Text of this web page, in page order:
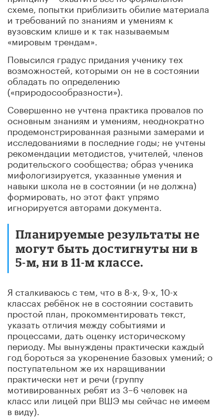
схеме, попытки приблизить обилие материала
и требований по знаниям и умениям к
вузовским клише и к так называемым
«мировым трендам».
Повысился градус придания ученику тех
возможностей, которыми он не в состоянии
обладать по определению
(«природосообразности»).
Совершенно не учтена практика провалов по
основным знаниям и умениям, неоднократно
продемонстрированная разными замерами и
исследованиями в последние годы; не учтены
рекомендации методистов, учителей, членов
родительского сообщества; образ ученика
мифологизируется, указанные умения и
навыки школа не в состоянии (и не должна)
формировать, но этот факт упрямо
игнорируется авторами документа.
Планируемые результаты не
могут быть достигнуты ни в
5-м, ни в 11-м классе.
Я сталкиваюсь с тем, что в 8-х, 9-х, 10-х
классах ребёнок не в состоянии составить
простой план, прокомментировать текст,
указать отличия между событиями и
процессами, дать оценку историческому
периоду. Мы вынуждены практически каждый
год бороться за укоренение базовых умений; о
поступательном же их наращивании
практически нет и речи (группу
мотивированных ребят из 3–6 человек на
класс или лицей при ВШЭ мы сейчас не имеем
в виду).